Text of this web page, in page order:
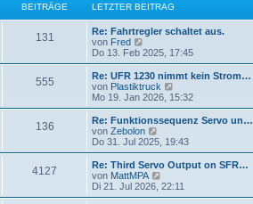
BEITRÄGE LETZTER BEITRAG
131
Re: Fahrtregler schaltet aus.
von Fred
e
u
e
s
t
B
e
i
r
a
g
Do 13. Feb 2025, 17:45
555
Re: UFR 1230 nimmt kein Strom…
von Plastiktruck
e
u
e
s
t
r
B
e
i
Mo 19. Jan 2026, 15:32
136
Re: Funktionssequenz Servo un…
von Zebolon
e
u
e
s
t
Do 31. Jul 2025, 19:43
4127
Re: Third Servo Output on SFR…
von MattMPA
e
u
Di 21. Jul 2026, 22:11